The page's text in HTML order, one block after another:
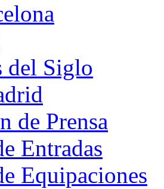
del Siglo
de Prensa
Entradas
Equipaciones